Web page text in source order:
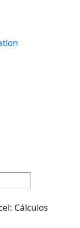
Cálculos